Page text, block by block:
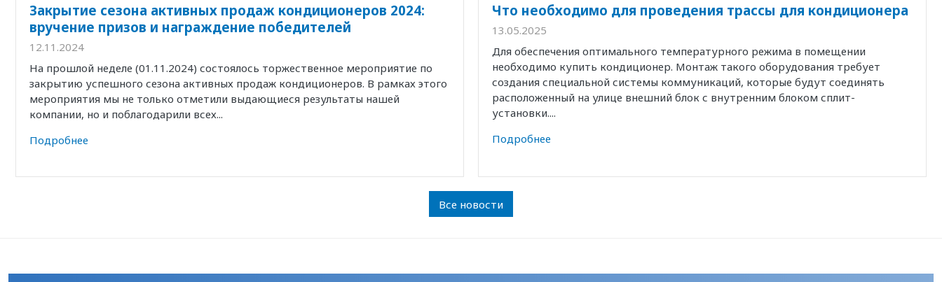
Закрытие сезона активных продаж кондиционеров 2024:
вручение призов и награждение победителей
12.11.2024
На прошлой неделе (01.11.2024) состоялось торжественное мероприятие по
закрытию успешного сезона активных продаж кондиционеров. В рамках этого
мероприятия мы не только отметили выдающиеся результаты нашей
компании, но и поблагодарили всех...
Подробнее
Что необходимо для проведения трассы для кондиционера
13.05.2025
Для обеспечения оптимального температурного режима в помещении
необходимо купить кондиционер. Монтаж такого оборудования требует
создания специальной системы коммуникаций, которые будут соединять
расположенный на улице внешний блок с внутренним блоком сплит-
установки....
Подробнее
Все новости